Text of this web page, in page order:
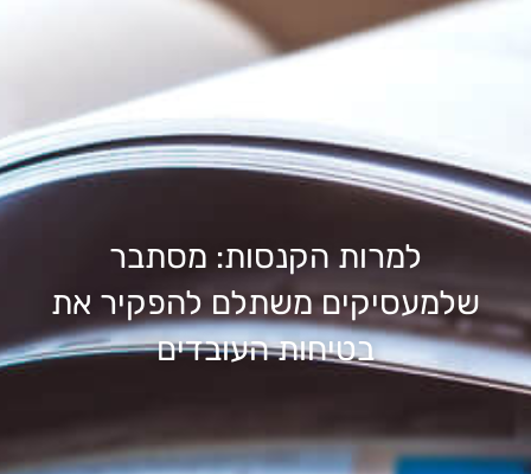
למרות הקנסות: מסתבר
שלמעסיקים משתלם להפקיר את
בטיחות העובדים